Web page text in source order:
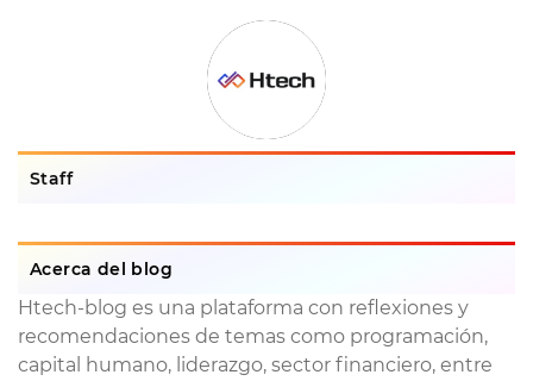
Staff
Acerca del blog
Htech-blog es una plataforma con reflexiones y
recomendaciones de temas como programación,
capital humano, liderazgo, sector financiero, entre